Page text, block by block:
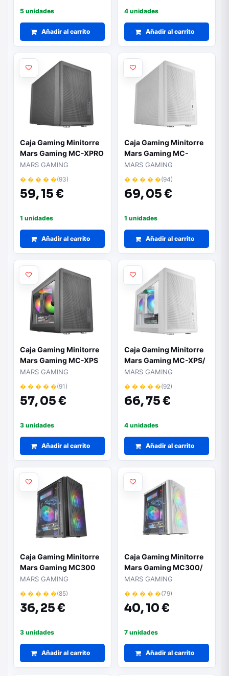
5 unidades
Añadir al carrito
4 unidades
Añadir al carrito
Caja Gaming Minitorre
Mars Gaming MC-XPRO
MARS GAMING
� � � � �(93)
59,15 €
1 unidades
Añadir al carrito
Caja Gaming Minitorre
Mars Gaming MC-
XPRO/ Blanca
MARS GAMING
� � � � �(94)
69,05 €
1 unidades
Añadir al carrito
Caja Gaming Minitorre
Mars Gaming MC-XPS
MARS GAMING
� � � � �(91)
57,05 €
3 unidades
Añadir al carrito
Caja Gaming Minitorre
Mars Gaming MC-XPS/
Blanca
MARS GAMING
� � � � �(92)
66,75 €
4 unidades
Añadir al carrito
Caja Gaming Minitorre
Mars Gaming MC300
MARS GAMING
� � � � �(85)
36,25 €
3 unidades
Añadir al carrito
Caja Gaming Minitorre
Mars Gaming MC300/
Blanca
MARS GAMING
� � � � �(79)
40,10 €
7 unidades
Añadir al carrito